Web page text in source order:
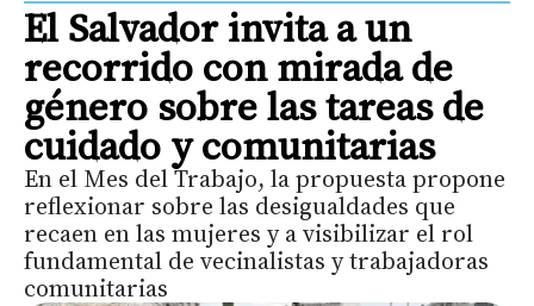
El Salvador invita a un
recorrido con mirada de
género sobre las tareas de
cuidado y comunitarias
En el Mes del Trabajo, la propuesta propone
reflexionar sobre las desigualdades que
recaen en las mujeres y a visibilizar el rol
fundamental de vecinalistas y trabajadoras
comunitarias